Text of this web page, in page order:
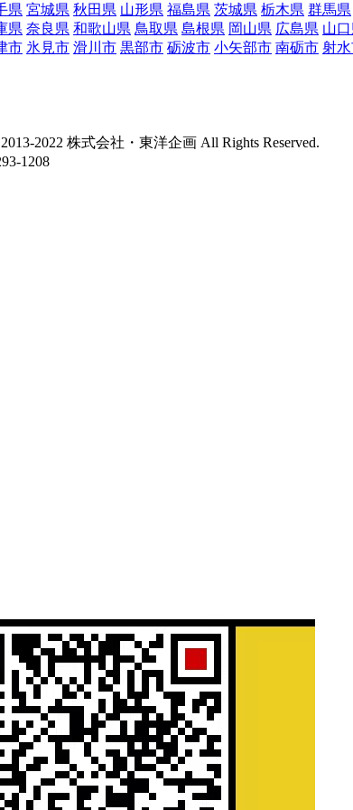
県 宮城県 秋田県 山形県 福島県 茨城県 栃木県 群馬県
県 奈良県 和歌山県 鳥取県 島根県 岡山県 広島県 山
市 氷見市 滑川市 黒部市 砺波市 小矢部市 南砺市 射
2022 株式会社・東洋企画 All Rights Reserved.
1208